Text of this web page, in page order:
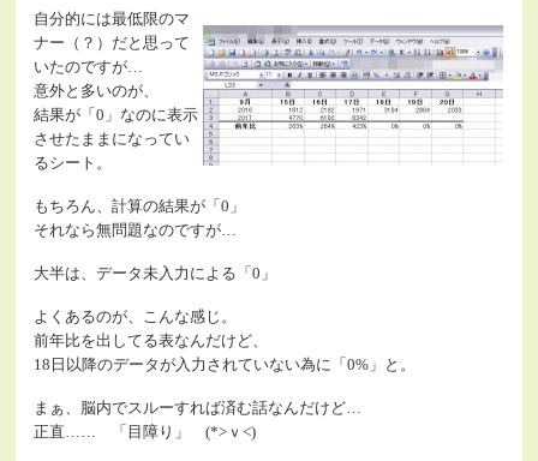
自分的には最低限のマ
ナー（？）だと思って
いたのですが…
意外と多いのが、
結果が「0」なのに表示
させたままになってい
るシート。
もちろん、計算の結果が「0」
それなら無問題なのですが…
大半は、データ未入力による「0」
よくあるのが、こんな感じ。
前年比を出してる表なんだけど、
18日以降のデータが入力されていない為に「0%」と。
まぁ、脳内でスルーすれば済む話なんだけど…
正直…… 「目障り」 (*>ｖ<)